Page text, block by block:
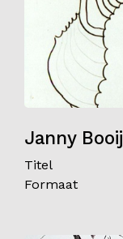
Janny Booij
Titel
Formaat